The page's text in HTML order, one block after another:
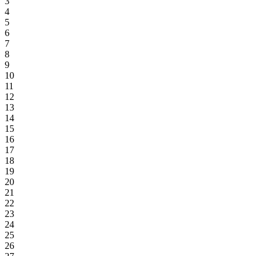
4
5
6
7
8
9
10
11
12
13
14
15
16
17
18
19
20
21
22
23
24
25
26